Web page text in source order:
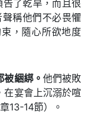
告了乾旱，而且很
稱他們不必畏懼
，隨心所欲地度
綑綁。 他們被敗
在宴會上沉溺於喧
13-14節）。